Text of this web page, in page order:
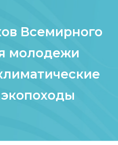
Всемирного
молодежи